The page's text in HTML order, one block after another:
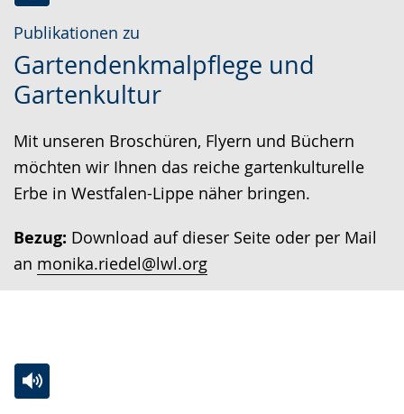
Publikationen zu
Gartendenkmalpflege und
Gartenkultur
Mit unseren Broschüren, Flyern und Büchern
möchten wir Ihnen das reiche gartenkulturelle
Erbe in Westfalen-Lippe näher bringen.
Bezug: Download auf dieser Seite oder per Mail
an monika.riedel@lwl.org
Leichten
Sprache
wechseln.
Audio-
Unterstützung.
Video
in
Deutscher
wird
angezeigt.